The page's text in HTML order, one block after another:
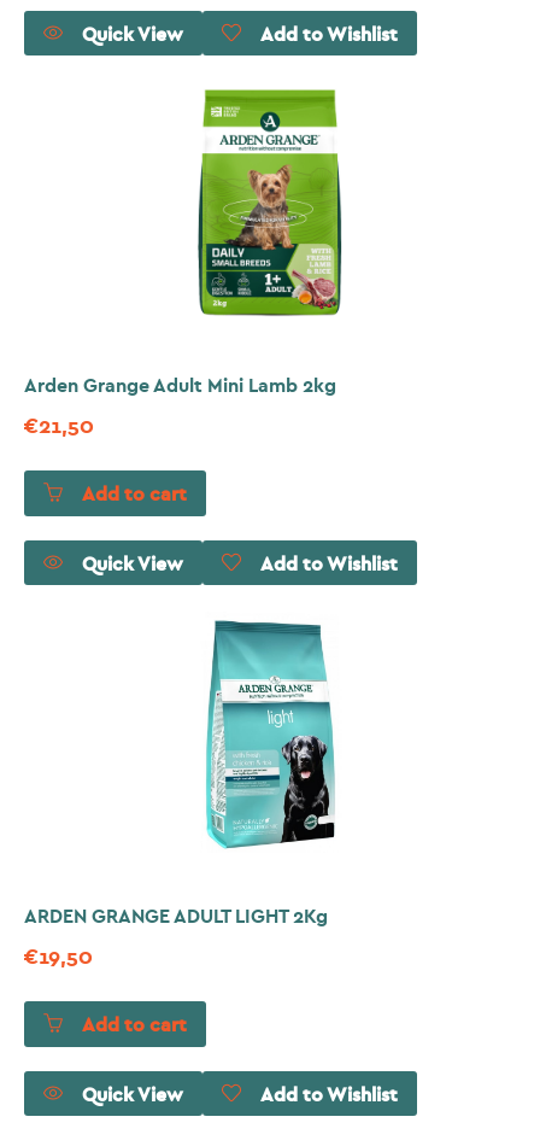
Quick View Add to Wishlist
Arden Grange Adult Mini Lamb 2kg
€21,50
Add to cart
Quick View Add to Wishlist
ARDEN GRANGE ADULT LIGHT 2Kg
€19,50
Add to cart
Quick View Add to Wishlist